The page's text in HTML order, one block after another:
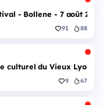
- Bollene - 7 août 2026
91 88
culturel du Vieux Lyon -
9 67